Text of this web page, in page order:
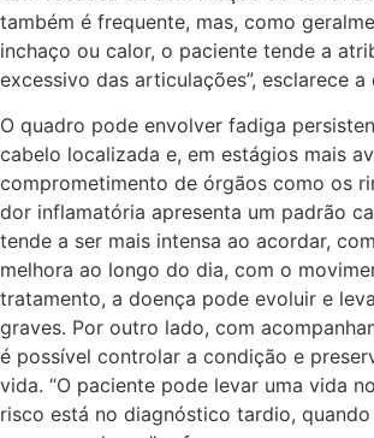
também é frequente, mas, como
inchaço ou calor, o paciente tende a
excessivo das articulações”, esclarece a
O quadro pode envolver fadiga
cabelo localizada e, em estágios mais
comprometimento de órgãos como os
dor inflamatória apresenta um padrão
tende a ser mais intensa ao acordar,
melhora ao longo do dia, com o
tratamento, a doença pode evoluir e
graves. Por outro lado, com
é possível controlar a condição e
vida. “O paciente pode levar uma vida
risco está no diagnóstico tardio,